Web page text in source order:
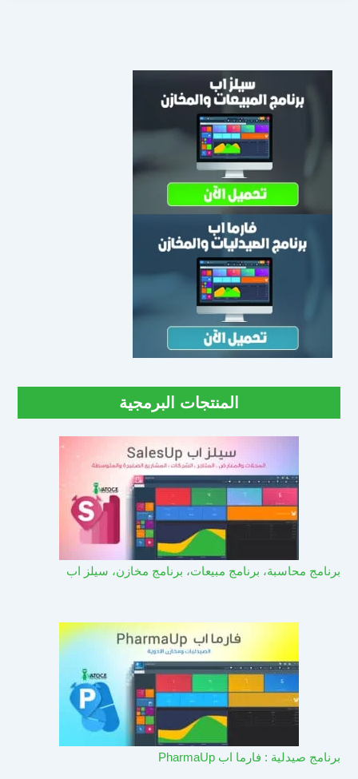
المنتجات البرمجية
برنامج محاسبة، برنامج مبيعات، برنامج مخازن، سيلز اب
برنامج صيدلية : فارما اب PharmaUp​